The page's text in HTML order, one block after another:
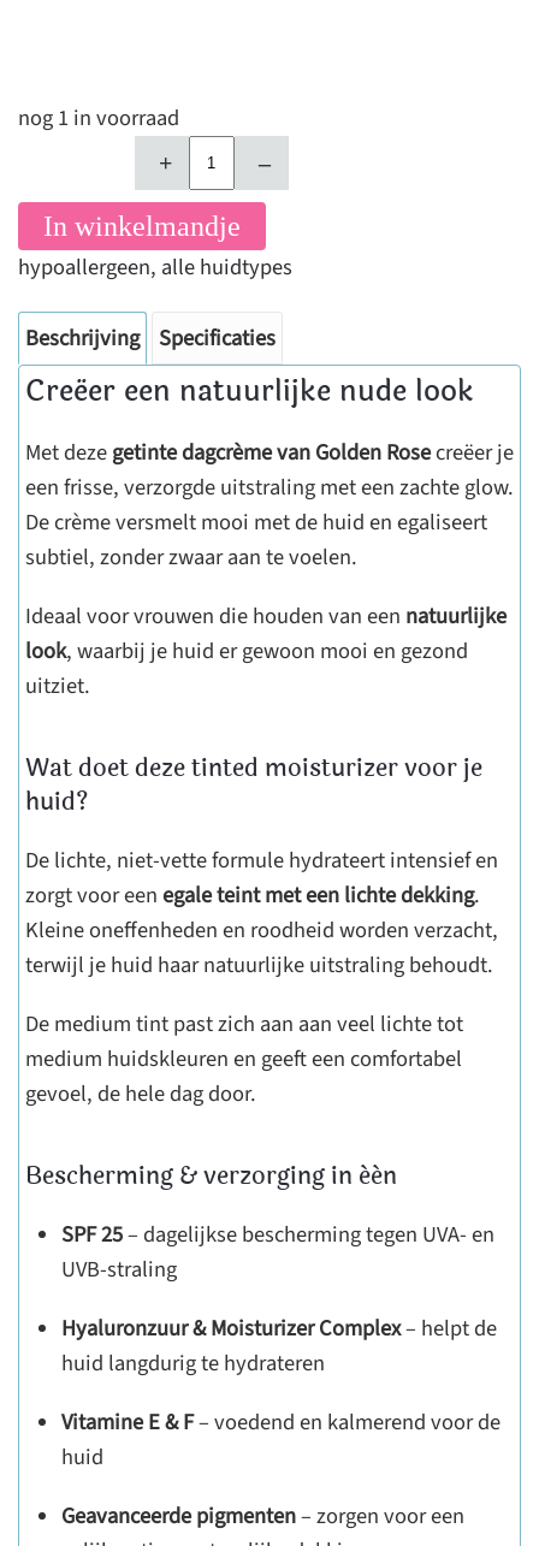
nog 1 in voorraad
+ –
In winkelmandje
hypoallergeen, alle huidtypes
Beschrijving Specificaties
Creëer een natuurlijke nude look
Met dezegetinte dagcrème van Golden Rosecreëer je
een frisse, verzorgde uitstraling met een zachte glow.
De crème versmelt mooi met de huid en egaliseert
subtiel, zonder zwaar aan te voelen.
Ideaal voor vrouwen die houden van een natuurlijke
look, waarbij je huid er gewoon mooi en gezond
uitziet.
Wat doet deze tinted moisturizer voor je
huid?
De lichte, niet-vette formule hydrateert intensief en
zorgt voor eenegale teint met een lichte dekking.
Kleine oneffenheden en roodheid worden verzacht,
terwijl je huid haar natuurlijke uitstraling behoudt.
De medium tint past zich aan aan veel lichte tot
medium huidskleuren en geeft een comfortabel
gevoel, de hele dag door.
Bescherming & verzorging in één
SPF 25– dagelijkse bescherming tegen UVA- en
UVB-straling
Hyaluronzuur & Moisturizer Complex– helpt de
huid langdurig te hydrateren
Vitamine E & F– voedend en kalmerend voor de
huid
Geavanceerde pigmenten– zorgen voor een